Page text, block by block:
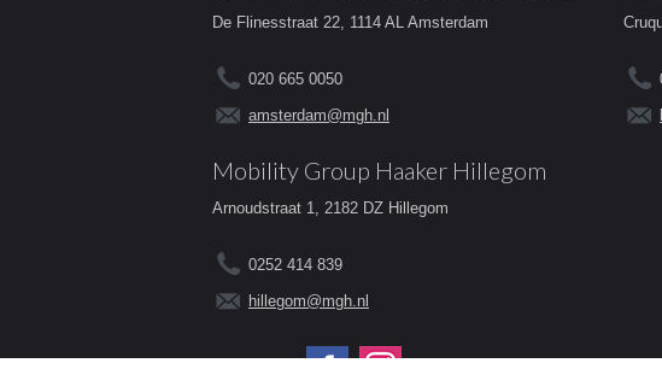
De Flinesstraat 22, 1114 AL Amsterdam
020 665 0050
amsterdam@mgh.nl
Mobility Group Haaker Hillegom
Arnoudstraat 1, 2182 DZ Hillegom
0252 414 839
hillegom@mgh.nl
Volg ons op: